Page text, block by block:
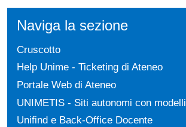
Naviga la sezione
Cruscotto
Help Unime - Ticketing di Ateneo
Portale Web di Ateneo
UNIMETIS - Siti autonomi con modelli
Unifind e Back-Office Docente